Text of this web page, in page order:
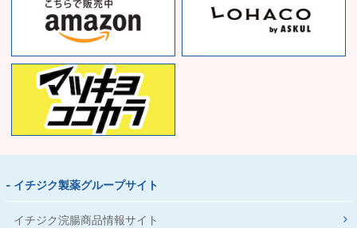
- イチジク製薬グループサイト
イチジク浣腸商品情報サイト